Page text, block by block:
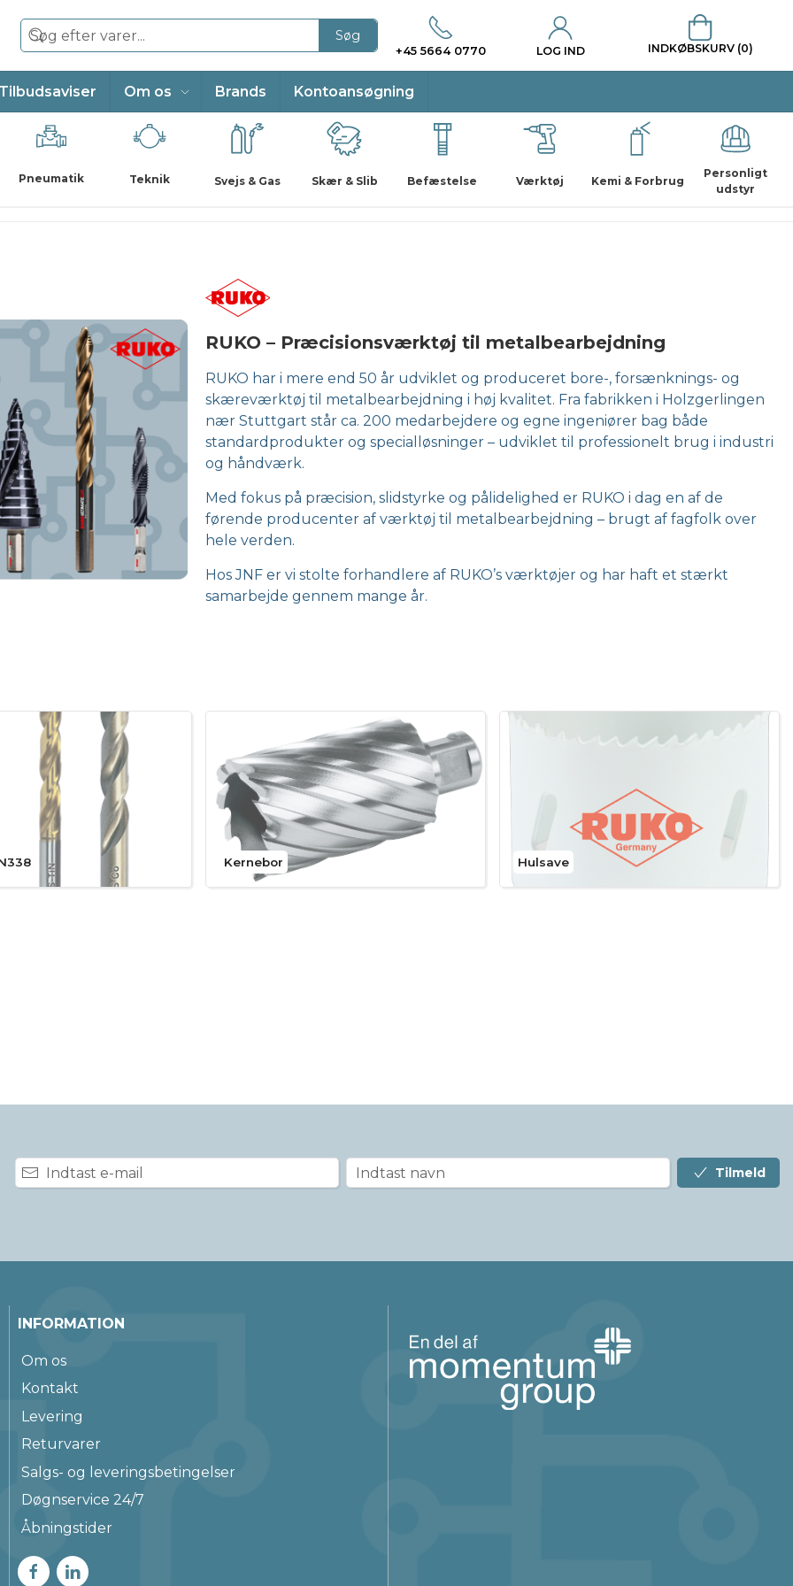
Søg
+45 5664 0770 LOG IND INDKØBSKURV (0)
Om os Brands Kontoansøgning
Pneumatik Teknik Svejs & Gas Skær & Slib Befæstelse Værktøj Kemi & Forbrug
Personligt
udstyr
RUKO – Præcisionsværktøj til metalbearbejdning
RUKO har i mere end 50 år udviklet og produceret bore-, forsænknings- og
skæreværktøj til metalbearbejdning i høj kvalitet. Fra fabrikken i Holzgerlingen
nær Stuttgart står ca. 200 medarbejdere og egne ingeniører bag både
standardprodukter og specialløsninger – udviklet til professionelt brug i industri
og håndværk.
Med fokus på præcision, slidstyrke og pålidelighed er RUKO i dag en af de
førende producenter af værktøj til metalbearbejdning – brugt af fagfolk over
hele verden.
Hos JNF er vi stolte forhandlere af RUKO’s værktøjer og har haft et stærkt
samarbejde gennem mange år.
Kernebor Hulsave
Tilmeld
INFORMATION
Om os
Kontakt
Levering
Returvarer
Salgs- og leveringsbetingelser
Døgnservice 24/7
Åbningstider